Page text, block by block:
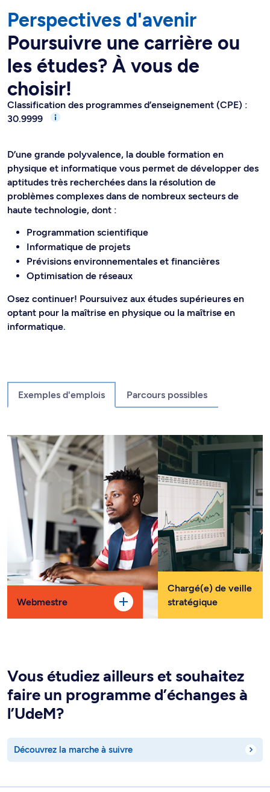
Perspectives d'avenir
Poursuivre une carrière ou
les études? À vous de
choisir!
Classification des programmes d’enseignement (CPE) :
30.9999
D’une grande polyvalence, la double formation en
physique et informatique vous permet de développer des
aptitudes très recherchées dans la résolution de
problèmes complexes dans de nombreux secteurs de
haute technologie, dont :
Programmation scientifique
Informatique de projets
Prévisions environnementales et financières
Optimisation de réseaux
Osez continuer! Poursuivez aux études supérieures en
optant pour la maîtrise en physique ou la maîtrise en
informatique.
Exemples d'emplois Parcours possibles
Webmestre
Chargé(e) de veille
stratégique
Vous étudiez ailleurs et souhaitez
faire un programme d’échanges à
l’UdeM?
Découvrez la marche à suivre